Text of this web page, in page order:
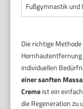
Fußgymnastik und
Die richtige
individuellen
einer sanften
Cremeist ein
die Regeneration